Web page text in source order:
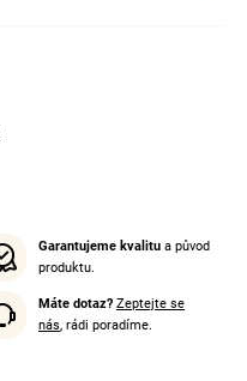
Garantujeme kvalitu a původ
produktu.
Máte dotaz? Zeptejte se
nás, rádi poradíme.